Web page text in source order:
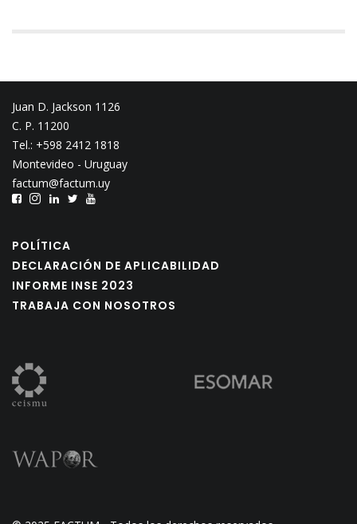
Juan D. Jackson 1126
C. P. 11200
Tel.: +598 2412 1818
Montevideo - Uruguay
factum@factum.uy
POLÍTICA
DECLARACIÓN DE APLICABILIDAD
INFORME INSE 2023
TRABAJA CON NOSOTROS